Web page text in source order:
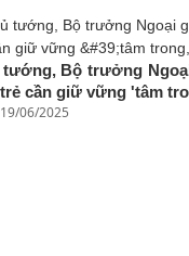
tướng, Bộ trưởng
cần giữ vững 'tâm
06/2025